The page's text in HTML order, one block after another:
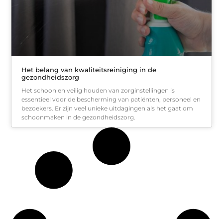
Het belang van kwaliteitsreiniging in de
gezondheidszorg
Het schoon en veilig houden van zorginstellingen is
essentieel voor de bescherming van patiënten, personeel en
bezoekers. Er zijn veel unieke uitdagingen als het gaat om
schoonmaken in de gezondheidszorg.